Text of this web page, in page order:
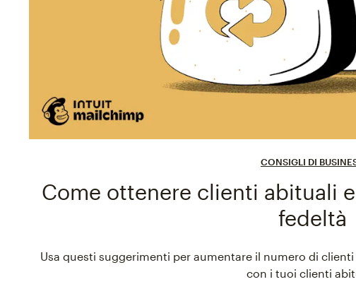
CONSIGLI DI
Come ottenere clienti abituali
fedeltà
Usa questi suggerimenti per aumentare il numero di
con i tuoi clienti